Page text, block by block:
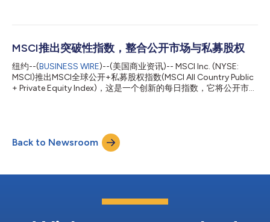
与市场分类并非一成不变的判断。必须根据市场变化和国际机构投
的经济发展判定标准。然而，彼时希腊尚未达到规模和流动性持续
指数评审中，每次均需至少五家企业达到发达市场标准指数相关要
国家视为单一实体。这种方法反映了欧洲股票市场高度的一体化，
包括统一的市场基础设施、监管一致性和跨境准入机制。根据这一
框架，MSCI就可能将希腊重新归类为发达市场进行咨询时，特向
询。市场参与者表示，希腊的市场规模与其他小型发达市场相当，
指数可复制性...
MSCI推出突破性指数，整合公开市场与私募股权
纽约--(BUSINESS WIRE)--(美国商业资讯)-- MSCI Inc. (NYSE:
MSCI)推出MSCI全球公开+私募股权指数(MSCI All Country Public
+ Private Equity Index)，这是一个创新的每日指数，它将公开市场
体投资组合配置的核心组成部分，能够带来多元化收益、长期回报
潜力，同时让投资者能够接触到公开市场未覆盖的经济领域。该指
数顺应投资者投资组合结构的演变趋势，为追踪公开与私募市场的
指数MSCI ACWI IMI涵盖发达市场和新兴市场所有上市股票的全部
股权指数(MSCI All Country Private Equity Index)则是基于MSCI专
有数据集编制的每日指标，涵盖近1万只私募股权基金的有限合伙
Back to Newsroom